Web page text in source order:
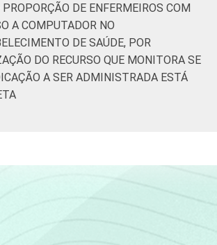
DE ENFERMEIROS COM
A COMPUTADOR NO
DE SAÚDE, POR
DO RECURSO QUE MONITORA SE
A SER ADMINISTRADA ESTÁ